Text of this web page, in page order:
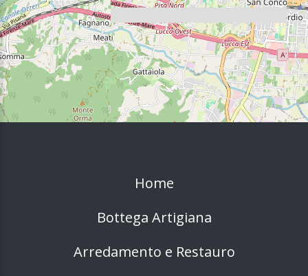
Home
Bottega Artigiana
Arredamento e Restauro